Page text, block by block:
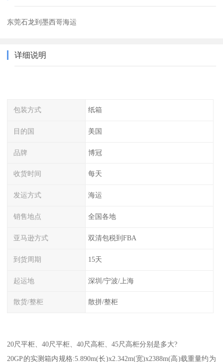
东莞石龙到墨西哥海运
详细说明
包装方式 纸箱
目的国 美国
品牌 博冠
收货时间 每天
发运方式 海运
销售地点 全国各地
亚马逊方式 双清包税到FBA
到货周期 15天
起运地 深圳/宁波/上海
散货/整柜 散拼/整柜
20尺平柜、40尺平柜、40尺高柜、45尺高柜分别是多大?
20GP的实测箱内规格:5.890m(长)x2.342m(宽)x2388m(高)载重量约为